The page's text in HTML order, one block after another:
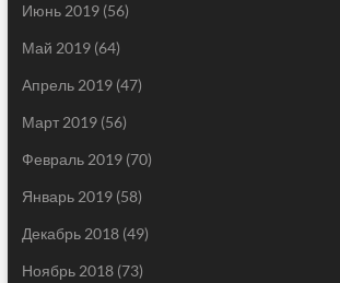
Июнь 2019(56)
Май 2019(64)
Апрель 2019(47)
Март 2019(56)
Февраль 2019(70)
Январь 2019(58)
Декабрь 2018(49)
Ноябрь 2018(73)